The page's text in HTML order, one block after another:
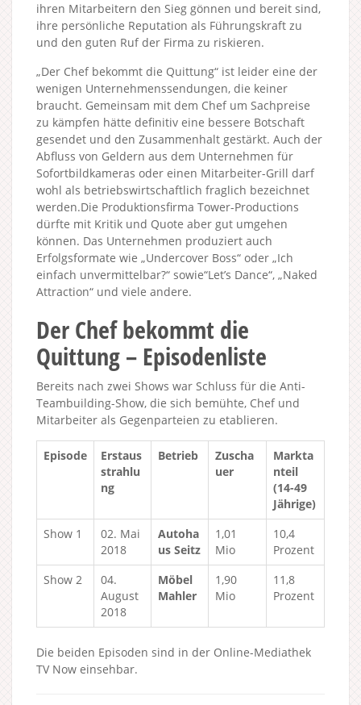
ihren Mitarbeitern den Sieg gönnen und bereit sind,
ihre persönliche Reputation als Führungskraft zu
und den guten Ruf der Firma zu riskieren.
„Der Chef bekommt die Quittung“ ist leider eine der
wenigen Unternehmenssendungen, die keiner
braucht. Gemeinsam mit dem Chef um Sachpreise
zu kämpfen hätte definitiv eine bessere Botschaft
gesendet und den Zusammenhalt gestärkt. Auch der
Abfluss von Geldern aus dem Unternehmen für
Sofortbildkameras oder einen Mitarbeiter-Grill darf
wohl als betriebswirtschaftlich fraglich bezeichnet
werden.Die Produktionsfirma Tower-Productions
dürfte mit Kritik und Quote aber gut umgehen
können. Das Unternehmen produziert auch
Erfolgsformate wie „Undercover Boss“ oder „Ich
einfach unvermittelbar?“ sowie“Let’s Dance“, „Naked
Attraction“ und viele andere.
Der Chef bekommt die
Quittung – Episodenliste
Bereits nach zwei Shows war Schluss für die Anti-
Teambuilding-Show, die sich bemühte, Chef und
Mitarbeiter als Gegenparteien zu etablieren.
Episode
Erstaus
strahlu
ng
Betrieb
Zuscha
uer
Markta
nteil
(14-49
Jährige)
Show 1
02. Mai
2018
Autoha
us Seitz
1,01
Mio
10,4
Prozent
Show 2
04.
August
2018
Möbel
Mahler
1,90
Mio
11,8
Prozent
Die beiden Episoden sind in der Online-Mediathek
TV Now einsehbar.